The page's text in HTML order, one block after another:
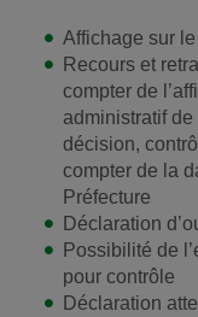
Affichage sur
Recours et
compter de
administratif
décision,
compter de la
Préfecture
Déclaration
Possibilité de
pour contrôle
Déclaration